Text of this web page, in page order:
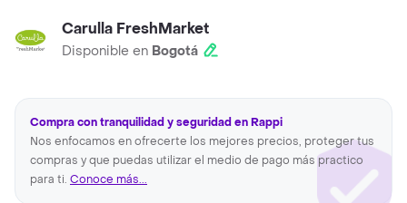
Carulla FreshMarket
Disponible en Bogotá
Compra con tranquilidad y seguridad en Rappi
Nos enfocamos en ofrecerte los mejores precios, proteger tus
compras y que puedas utilizar el medio de pago más practico
para ti. Conoce más...